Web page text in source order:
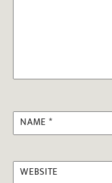
NAME *
WEBSITE